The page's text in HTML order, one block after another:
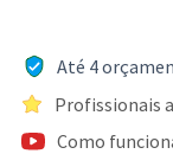
Até 4
Profissionais
Como